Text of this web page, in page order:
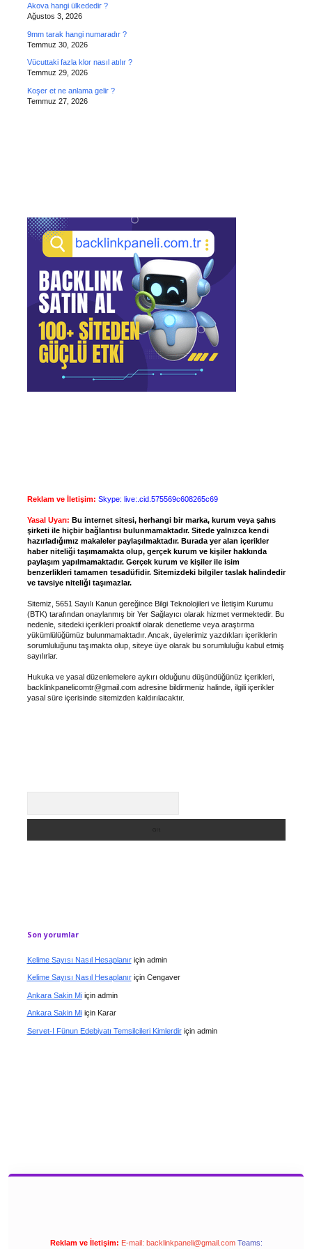
Akova hangi ülkededir ?
Ağustos 3, 2026
9mm tarak hangi numaradır ?
Temmuz 30, 2026
Vücuttaki fazla klor nasıl atılır ?
Temmuz 29, 2026
Koşer et ne anlama gelir ?
Temmuz 27, 2026
Reklam ve İletişim: Skype: live:.cid.575569c608265c69
Yasal Uyarı: Bu internet sitesi, herhangi bir marka, kurum veya şahıs
şirketi ile hiçbir bağlantısı bulunmamaktadır. Sitede yalnızca kendi
hazırladığımız makaleler paylaşılmaktadır. Burada yer alan içerikler
haber niteliği taşımamakta olup, gerçek kurum ve kişiler hakkında
paylaşım yapılmamaktadır. Gerçek kurum ve kişiler ile isim
benzerlikleri tamamen tesadüfidir. Sitemizdeki bilgiler taslak halindedir
ve tavsiye niteliği taşımazlar.
Sitemiz, 5651 Sayılı Kanun gereğince Bilgi Teknolojileri ve İletişim Kurumu
(BTK) tarafından onaylanmış bir Yer Sağlayıcı olarak hizmet vermektedir. Bu
nedenle, sitedeki içerikleri proaktif olarak denetleme veya araştırma
yükümlülüğümüz bulunmamaktadır. Ancak, üyelerimiz yazdıkları içeriklerin
sorumluluğunu taşımakta olup, siteye üye olarak bu sorumluluğu kabul etmiş
sayılırlar.
Hukuka ve yasal düzenlemelere aykırı olduğunu düşündüğünüz içerikleri,
backlinkpanelicomtr@gmail.comadresine bildirmeniz halinde, ilgili içerikler
yasal süre içerisinde sitemizden kaldırılacaktır.
Son yorumlar
Kelime Sayısı Nasıl Hesaplanıriçin admin
Kelime Sayısı Nasıl Hesaplanıriçin Cengaver
Ankara Sakin Miiçin admin
Ankara Sakin Miiçin Karar
Servet-I Fünun Edebiyatı Temsilcileri Kimlerdiriçin admin
Reklam ve İletişim: E-mail: backlinkpaneli@gmail.com Teams: